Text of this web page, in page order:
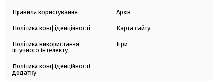
Правила користування
Політика конфіденційності
Політика використання
штучного інтелекту
Політика конфіденційності
додатку
Архів
Карта сайту
Ігри